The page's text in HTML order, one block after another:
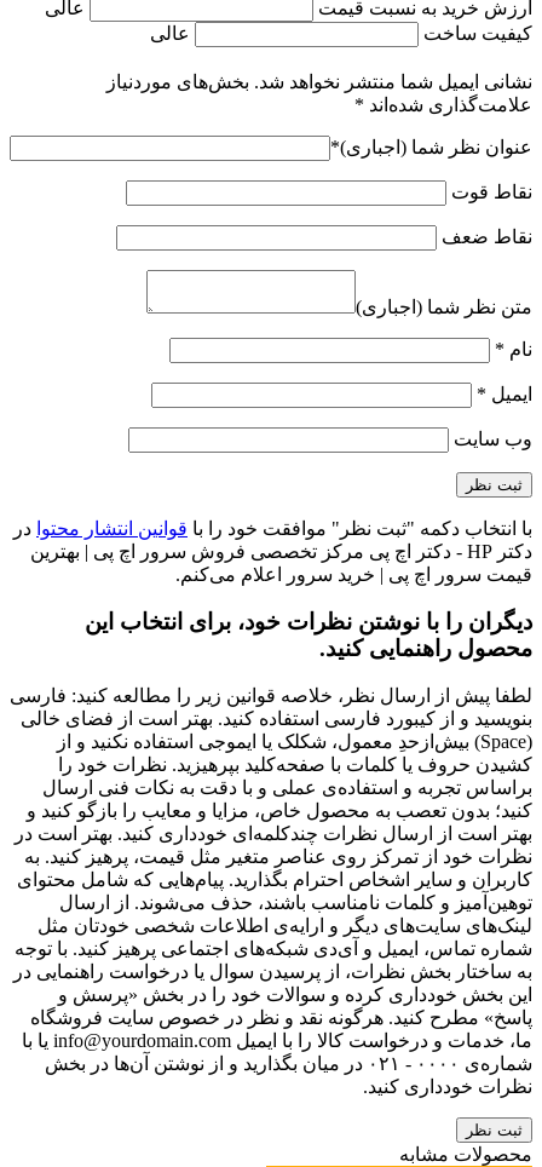
ارزش خرید به نسبت قیمت
عالی
کیفیت ساخت
عالی
نشانی ایمیل شما منتشر نخواهد شد. بخش‌های موردنیاز
علامت‌گذاری شده‌اند *
عنوان نظر شما (اجباری)*
نقاط قوت
نقاط ضعف
متن نظر شما (اجباری)
نام *
ایمیل *
وب‌ سایت
با انتخاب دکمه "ثبت نظر" موافقت خود را با قوانین انتشار محتوا در
دکتر HP - دکتر اچ پی مرکز تخصصی فروش سرور اچ پی | بهترین
قیمت سرور اچ پی | خرید سرور اعلام می‌کنم.
دیگران را با نوشتن نظرات خود، برای انتخاب این
محصول راهنمایی کنید.
لطفا پیش از ارسال نظر، خلاصه قوانین زیر را مطالعه کنید: فارسی
بنویسید و از کیبورد فارسی استفاده کنید. بهتر است از فضای خالی
(Space) بیش‌از‌حدِ معمول، شکلک یا ایموجی استفاده نکنید و از
کشیدن حروف یا کلمات با صفحه‌کلید بپرهیزید. نظرات خود را
براساس تجربه و استفاده‌ی عملی و با دقت به نکات فنی ارسال
کنید؛ بدون تعصب به محصول خاص، مزایا و معایب را بازگو کنید و
بهتر است از ارسال نظرات چندکلمه‌‌ای خودداری کنید. بهتر است در
نظرات خود از تمرکز روی عناصر متغیر مثل قیمت، پرهیز کنید. به
کاربران و سایر اشخاص احترام بگذارید. پیام‌هایی که شامل محتوای
توهین‌آمیز و کلمات نامناسب باشند، حذف می‌شوند. از ارسال
لینک‌های سایت‌های دیگر و ارایه‌ی اطلاعات شخصی خودتان مثل
شماره تماس، ایمیل و آی‌دی شبکه‌های اجتماعی پرهیز کنید. با توجه
به ساختار بخش نظرات، از پرسیدن سوال یا درخواست راهنمایی در
این بخش خودداری کرده و سوالات خود را در بخش «پرسش و
پاسخ» مطرح کنید. هرگونه نقد و نظر در خصوص سایت فروشگاه
ما، خدمات و درخواست کالا را با ایمیل info@yourdomain.com یا با
شماره‌ی ۰۰۰۰ - ۰۲۱ در میان بگذارید و از نوشتن آن‌ها در بخش
نظرات خودداری کنید.
ثبت نظر
محصولات مشابه